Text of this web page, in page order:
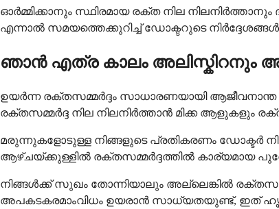
ഓർമ്മിക്കാനും സ്ഥിരമായ രക്ത നില
എന്നാൽ സമയത്തെക്കുറിച്ച് ഡോക്ടറുടെ
ഞാൻ എത്ര കാലം അലിസ്കിറനും
ഉയർന്ന രക്തസമ്മർദ്ദം സാധാരണയായി
രക്തസമ്മർദ്ദ നില നിലനിർത്താൻ മിക്ക ആളുകളും
മരുന്നുകളോടുള്ള നിങ്ങളുടെ പ്രതികരണം ഡോക്ടർ
ആഴ്ചയ്ക്കുള്ളിൽ രക്തസമ്മർദ്ദത്തിൽ കാര്യമായ
നിങ്ങൾക്ക് സുഖം തോന്നിയാലും അല്ലെങ്കിൽ
അപകടകരമാംവിധം ഉയരാൻ സാധ്യതയുണ്ട്, ഇത്